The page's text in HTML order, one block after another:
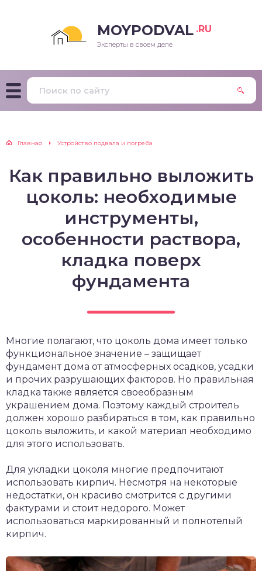
MOYPODVAL .RU
Эксперты в своем деле
Главная Устройство подвала и погреба
Как правильно выложить
цоколь: необходимые
инструменты,
особенности раствора,
кладка поверх
фундамента
Многие полагают, что цоколь дома имеет только
функциональное значение – защищает
фундамент дома от атмосферных осадков, усадки
и прочих разрушающих факторов. Но правильная
кладка также является своеобразным
украшением дома. Поэтому каждый строитель
должен хорошо разбираться в том, как правильно
цоколь выложить, и какой материал необходимо
для этого использовать.
Для укладки цоколя многие предпочитают
использовать кирпич. Несмотря на некоторые
недостатки, он красиво смотрится с другими
фактурами и стоит недорого. Может
использоваться маркированный и полнотелый
кирпич.